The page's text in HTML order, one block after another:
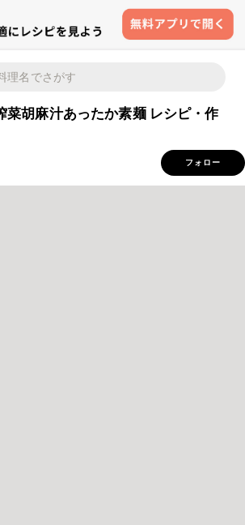
胡麻汁あったか素麺 レシピ・作
フォロー